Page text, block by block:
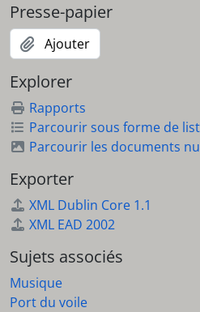
Presse-papier
Ajouter
Explorer
Rapports
Parcourir sous forme de
Parcourir les documents
Exporter
XML Dublin Core 1.1
XML EAD 2002
Sujets associés
Musique
Port du voile